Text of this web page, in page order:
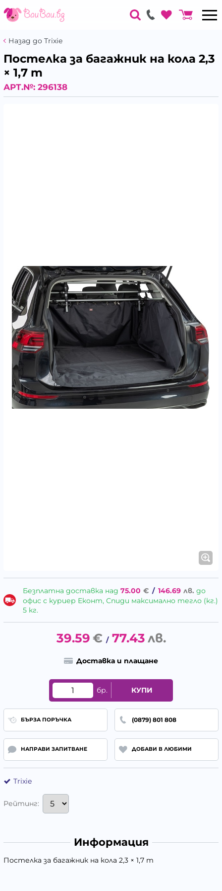
Назад до Trixie
Постелка за багажник на кола 2,3
× 1,7 m
АРТ.№: 296138
Безплатна доставка над 75.00 € / 146.69 лв. до
офис с куриер Еконт, Спиди максимално тегло (кг.)
5 кг.
39.59 € / 77.43 лв.
Доставка и плащане
бр. КУПИ
БЪРЗА ПОРЪЧКА (0879) 801 808
НАПРАВИ ЗАПИТВАНЕ ДОБАВИ В ЛЮБИМИ
Trixie
Рейтинг:
Информация
Постелка за багажник на кола 2,3 × 1,7 m